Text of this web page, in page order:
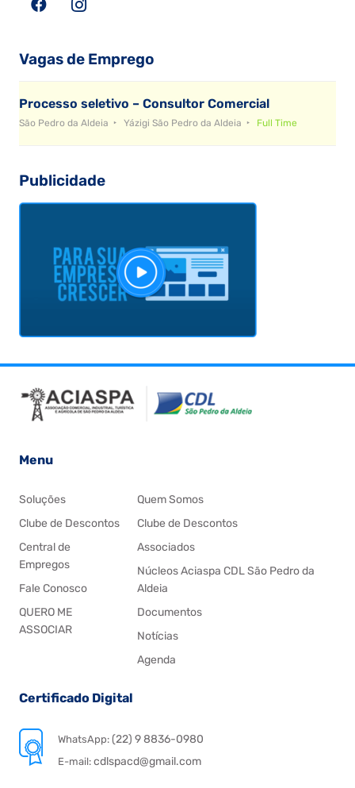
Vagas de Emprego
Processo seletivo – Consultor Comercial
São Pedro da Aldeia Yázigi São Pedro da Aldeia Full Time
Publicidade
Menu
Soluções
Clube de Descontos
Central de
Empregos
Fale Conosco
QUERO ME
ASSOCIAR
Quem Somos
Clube de Descontos
Associados
Núcleos Aciaspa CDL São Pedro da
Aldeia
Documentos
Notícias
Agenda
Certificado Digital
WhatsApp:(22) 9 8836-0980
E-mail: cdlspacd@gmail.com